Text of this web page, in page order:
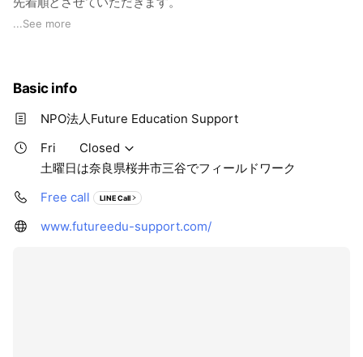
移動は今のところサンダーバードに乗って北陸新幹線で飯山駅
スキーは現地のスキースクールに2日間入って練習しますから
初めての子も心配いりません。
また、ロッジで過ごす時間も大切な学びの時間です。
有名な近くの温泉にも行く予定です。
とにかくスキー以外の時間も楽しく学ぶ合宿です。
コテージペンション ぽっかぽか
参加費：
...See more
Basic info
NPO法人Future Education Support
Fri
Closed
土曜日は奈良県桜井市三谷でフィールドワーク
Free call
LINE Call
www.futureedu-support.com/